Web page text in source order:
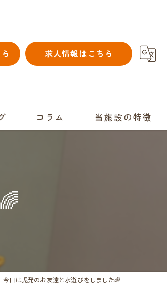
求人情報はこちら
コラム 当施設の特徴
今日は児発のお友達と水遊びをしました🌈